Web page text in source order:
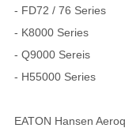
- FD72 / 76 Series
- K8000 Series
- Q9000 Sereis
- H55000 Series
EATON Hansen